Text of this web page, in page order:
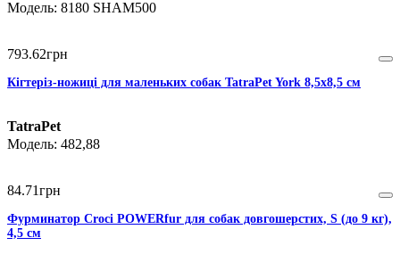
8180 SHAM500
793.62грн
Кігтеріз-ножиці для маленьких собак TatraPet York 8,5х8,5 cм
TatraPet
482,88
84.71грн
Фурминатор Croci POWERfur для собак довгошерстих, S (до 9 кг),
4,5 см